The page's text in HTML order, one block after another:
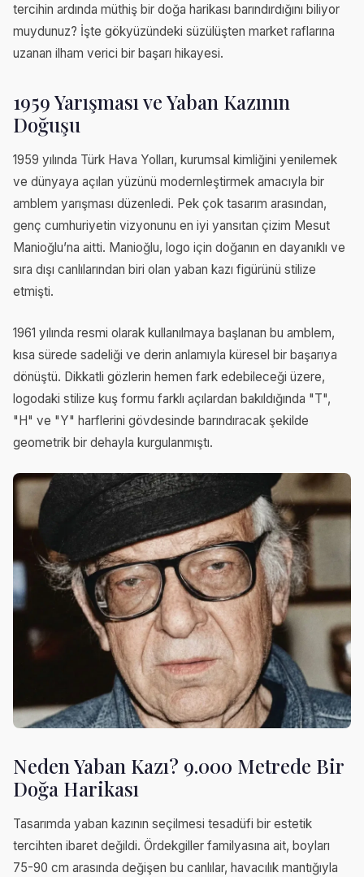
tercihin ardında müthiş bir doğa harikası barındırdığını biliyor
muydunuz? İşte gökyüzündeki süzülüşten market raflarına
uzanan ilham verici bir başarı hikayesi.
1959 Yarışması ve Yaban Kazının
Doğuşu
1959 yılında Türk Hava Yolları, kurumsal kimliğini yenilemek
ve dünyaya açılan yüzünü modernleştirmek amacıyla bir
amblem yarışması düzenledi. Pek çok tasarım arasından,
genç cumhuriyetin vizyonunu en iyi yansıtan çizim Mesut
Manioğlu’na aitti. Manioğlu, logo için doğanın en dayanıklı ve
sıra dışı canlılarından biri olan yaban kazı figürünü stilize
etmişti.
1961 yılında resmi olarak kullanılmaya başlanan bu amblem,
kısa sürede sadeliği ve derin anlamıyla küresel bir başarıya
dönüştü. Dikkatli gözlerin hemen fark edebileceği üzere,
logodaki stilize kuş formu farklı açılardan bakıldığında "T",
"H" ve "Y" harflerini gövdesinde barındıracak şekilde
geometrik bir dehayla kurgulanmıştı.
Neden Yaban Kazı? 9.000 Metrede Bir
Doğa Harikası
Tasarımda yaban kazının seçilmesi tesadüfi bir estetik
tercihten ibaret değildi. Ördekgiller familyasına ait, boyları
75-90 cm arasında değişen bu canlılar, havacılık mantığıyla